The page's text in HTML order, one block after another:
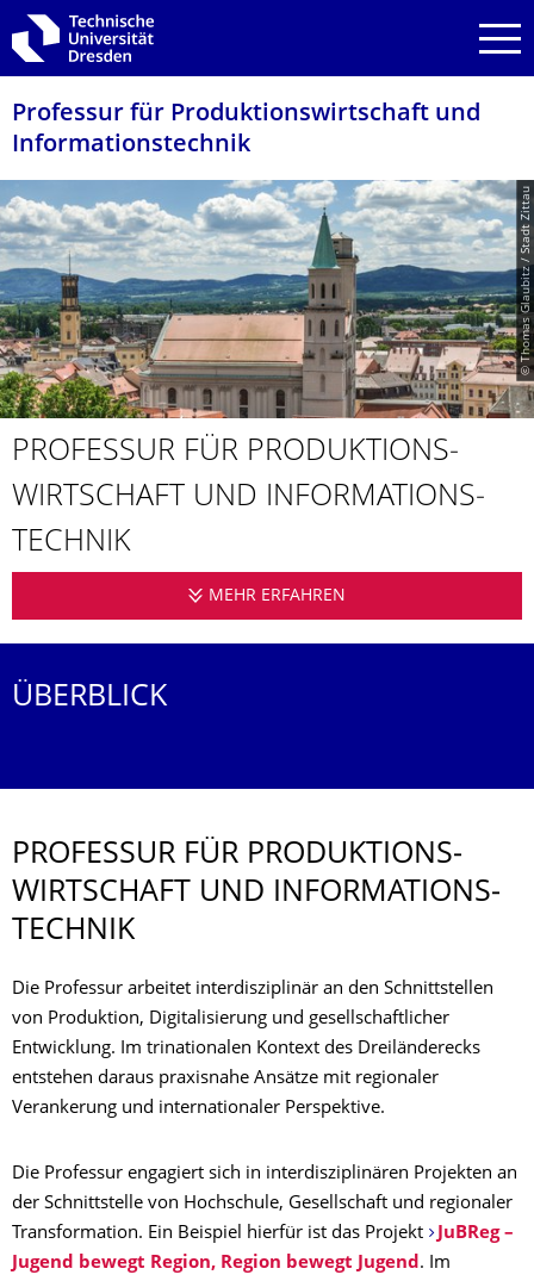
Zur Hauptnavigation springen
Zur Suche springen
Zum Inhalt springen
Professur für Produktionswirt­schaft und
Informationstech­nik
© Thomas Glaubitz / Stadt Zittau
PROFESSUR FÜR PRODUKTIONS­
WIRTSCHAFT UND INFORMATIONS­
TECHNIK
MEHR ERFAHREN
ÜBERBLICK
PROFESSUR FÜR PRODUKTIONS­
WIRTSCHAFT UND INFORMATIONS­
TECHNIK
Die Professur arbeitet interdisziplinär an den Schnittstellen
von Produktion, Digitalisierung und gesellschaftlicher
Entwicklung. Im trinationalen Kontext des Dreiländerecks
entstehen daraus praxisnahe Ansätze mit regionaler
Verankerung und internationaler Perspektive.
Die Professur engagiert sich in interdisziplinären Projekten an
der Schnittstelle von Hochschule, Gesellschaft und regionaler
Transformation. Ein Beispiel hierfür ist das Projekt
JuBReg –
Jugend bewegt Region, Region bewegt Jugend. Im